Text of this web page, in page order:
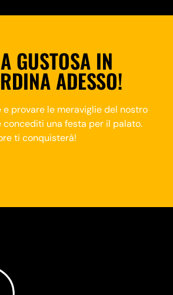
GUSTOSA IN
ADESSO!
e provare le meraviglie del nostro
concediti una festa per il palato.
ti conquisterà!